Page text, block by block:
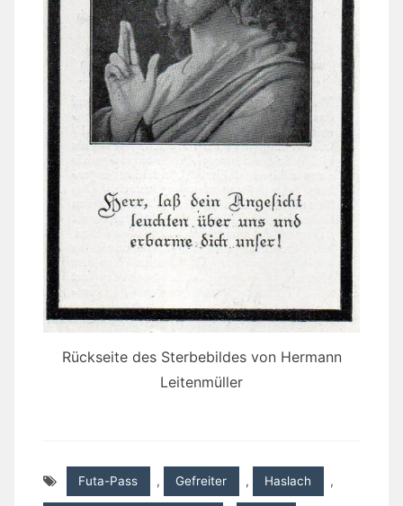
Rückseite des Sterbebildes von Hermann
Leitenmüller
Futa-Pass , Gefreiter , Haslach ,